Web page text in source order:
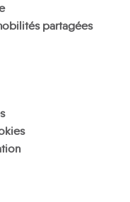
partagées